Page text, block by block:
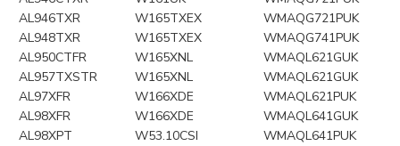
AL946TXR
W165TXEX
WMAQG721PUK
AL948TXR
W165TXEX
WMAQG741PUK
AL950CTFR
W165XNL
WMAQL621GUK
AL957TXSTR
W165XNL
WMAQL621GUK
AL97XFR
W166XDE
WMAQL621PUK
AL98XFR
W166XDE
WMAQL641GUK
AL98XPT
W53.10CSI
WMAQL641PUK